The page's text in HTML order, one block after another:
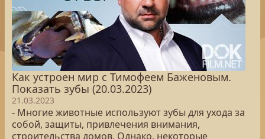
Как устроен мир с Тимофеем Баженовым.
Показать зубы (20.03.2023)
21.03.2023
- Многие животные используют зубы для ухода за
собой, защиты, привлечения внимания,
строительства домов. Однако, некоторые